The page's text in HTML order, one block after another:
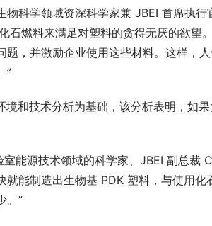
物科学领域资深科学家兼 JBEI 首席执
石燃料来满足对塑料的贪得无厌的欲望
，并激励企业使用这些材料。这样，
”
和技术分析为基础，该分析表明，如
室能源技术领域的科学家、JBEI 副总裁
能制造出生物基 PDK 塑料，与使用化
。”